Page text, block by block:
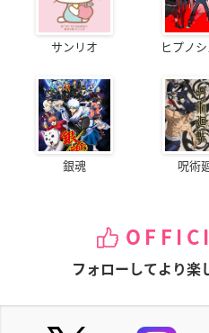
サンリオ ヒプノ
銀魂 呪術
フォローしてより楽